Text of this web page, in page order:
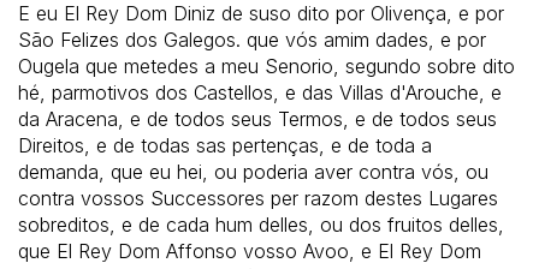
E eu El Rey Dom Diniz de suso dito por Olivença, e por
São Felizes dos Galegos. que vós amim dades, e por
Ougela que metedes a meu Senorio, segundo sobre dito
hé, parmotivos dos Castellos, e das Villas d'Arouche, e
da Aracena, e de todos seus Termos, e de todos seus
Direitos, e de todas sas pertenças, e de toda a
demanda, que eu hei, ou poderia aver contra vós, ou
contra vossos Successores per razom destes Lugares
sobreditos, e de cada hum delles, ou dos fruitos delles,
que El Rey Dom Affonso vosso Avoo, e El Rey Dom